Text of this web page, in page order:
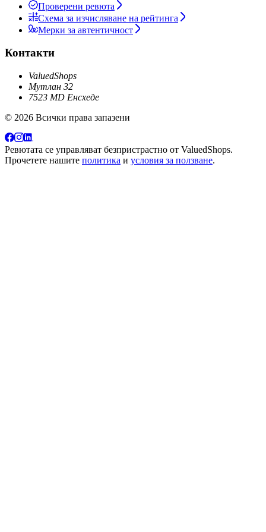
Проверени ревюта
Схема за изчисляване на рейтинга
Мерки за автентичност
Контакти
ValuedShops
Мутлан 32
7523 MD Енсхеде
© 2026 Всички права запазени
Ревютата се управляват безпристрастно от ValuedShops.
Прочетете нашите политика и условия за ползване.